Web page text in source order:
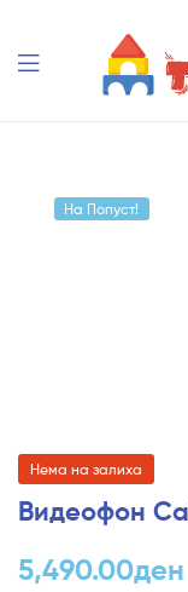
На Попуст!
Нема на залиха
Видеофон
5,490.00ден